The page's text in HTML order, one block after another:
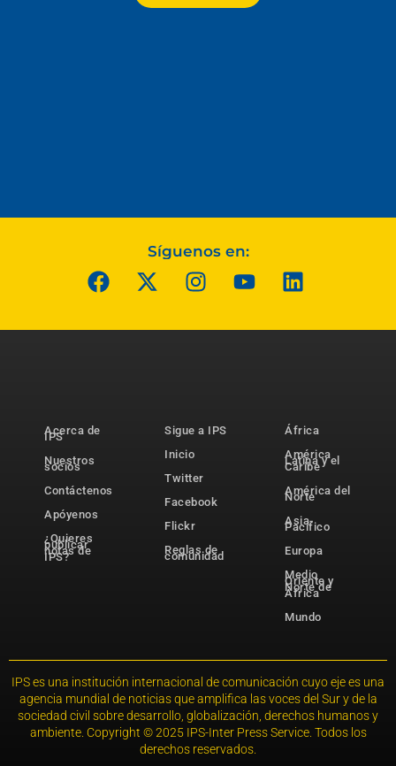
Síguenos en:
Acerca de
IPS
Nuestros
socios
Contáctenos
Apóyenos
¿Quieres
publicar
notas de
IPS?
Sigue a IPS
Inicio
Twitter
Facebook
Flickr
Reglas de
comunidad
África
América
Latina y el
Caribe
América del
Norte
Asia-
Pacífico
Europa
Medio
Oriente y
Norte de
África
Mundo
IPS es una institución internacional de comunicación cuyo eje es una
agencia mundial de noticias que amplifica las voces del Sur y de la
sociedad civil sobre desarrollo, globalización, derechos humanos y
ambiente. Copyright © 2025 IPS-Inter Press Service. Todos los
derechos reservados.